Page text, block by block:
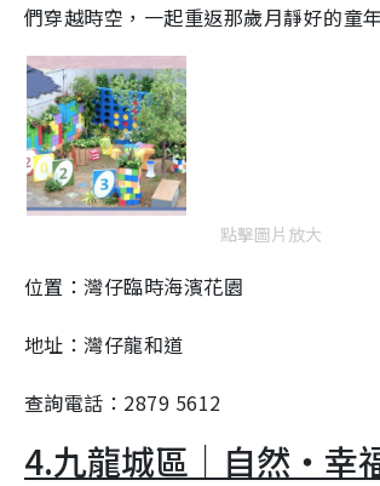
們穿越時空，一起重返那歲月靜好的童
點擊圖片放大
位置：灣仔臨時海濱花園
地址：灣仔龍和道
查詢電話：2879 5612
4.九龍城區｜自然‧幸